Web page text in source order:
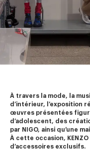
À travers la mode, la
d’intérieur, l’exposition
œuvres présentées
d’adolescent, des
par NIGO, ainsi qu’une
À cette occasion,
d’accessoires exclusifs.